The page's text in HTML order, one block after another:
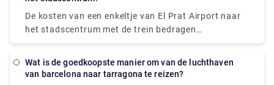
is sinds de oprichting de nieuwste terminal van BCN
Airport. Het is verantwoordelijk voor regionale
Buiten is er een component voor grondtransport,
evenals verschillende autoverhuur en -diensten.
als de luchthaventerminals, waardoor het eenvoudig
en handig is.
De kosten van een enkeltje van El Prat Airport naar
het stadscentrum met de trein bedragen
4,60€/5,44$. Met het T-casual vliegticket
openbaar vervoer binnen zone 1 van Barcelona voor
Wat is de goedkoopste manier om van de luchthaven
van barcelona naar tarragona te reizen?